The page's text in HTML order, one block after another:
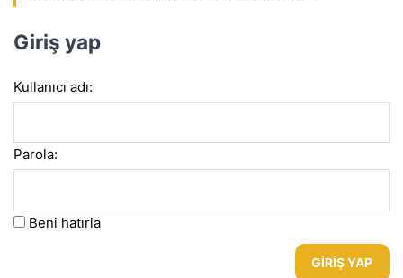
Giriş yap
Kullanıcı adı:
Parola:
Beni hatırla
GIRIŞ YAP